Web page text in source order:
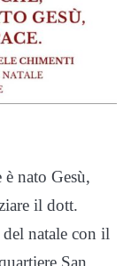
nato Gesù,
il dott.
natale con il